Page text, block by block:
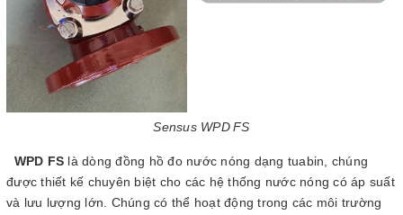
Sensus WPD FS
WPD FS là dòng đồng hồ đo nước nóng dạng tuabin, chúng
được thiết kế chuyên biệt cho các hệ thống nước nóng có áp suất
và lưu lượng lớn. Chúng có thể hoạt động trong các môi trường